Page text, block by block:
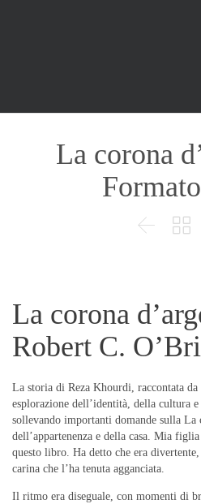
La corona
 
La corona
Robert C.
La storia di Reza Khourdi, raccontata
esplorazione dell’identità, della cultura
sollevando importanti domande sulla La
dell’appartenenza e della casa. Mia
questo libro. Ha detto che era
carina che l’ha tenuta agganciata.
Il ritmo era diseguale, con momenti di